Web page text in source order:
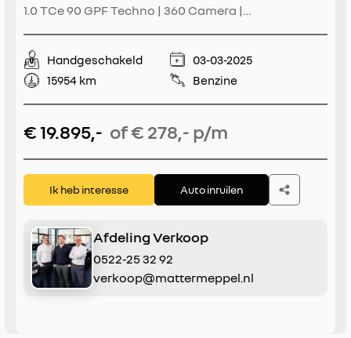
1.0 TCe 90 GPF Techno | 360 Camera |
Control | Blindspot | Navigatie | Climate Control |
Draadloze Telefoonlader | Reservewiel | Apple
CarPlay/Android Auto
Handgeschakeld
03-03-2025
15954 km
Benzine
€ 19.895,- of € 278,- p/m
Ik heb interesse Auto inruilen
Afdeling Verkoop
0522-25 32 92
verkoop@mattermeppel.nl